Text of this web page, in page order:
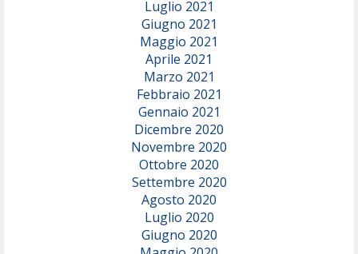
Luglio 2021
Giugno 2021
Maggio 2021
Aprile 2021
Marzo 2021
Febbraio 2021
Gennaio 2021
Dicembre 2020
Novembre 2020
Ottobre 2020
Settembre 2020
Agosto 2020
Luglio 2020
Giugno 2020